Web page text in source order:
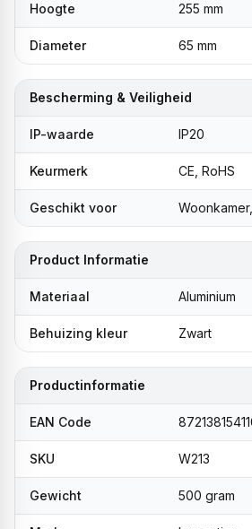
Hoogte 255 mm
Diameter 65 mm
Bescherming & Veiligheid
IP-waarde IP20
Keurmerk CE, RoHS
Geschikt voor
Product Informatie
Materiaal Aluminium
Behuizing kleur Zwart
Productinformatie
EAN Code
SKU W213
Gewicht 500 gram